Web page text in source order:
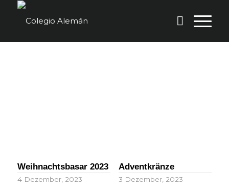
Weihnachtsbasar 2023
4 Dezember, 2023
Adventkränze
3 Dezember, 2023